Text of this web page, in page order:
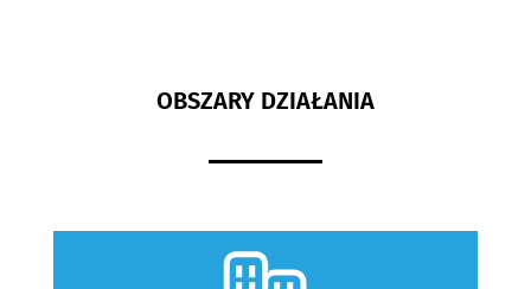
OBSZARY DZIAŁANIA